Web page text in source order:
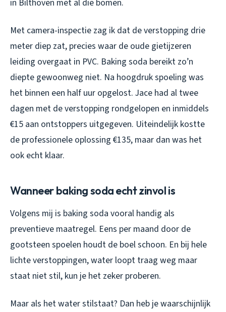
in Bilthoven met al die bomen.
Met camera-inspectie zag ik dat de verstopping drie
meter diep zat, precies waar de oude gietijzeren
leiding overgaat in PVC. Baking soda bereikt zo’n
diepte gewoonweg niet. Na hoogdruk spoeling was
het binnen een half uur opgelost. Jace had al twee
dagen met de verstopping rondgelopen en inmiddels
€15 aan ontstoppers uitgegeven. Uiteindelijk kostte
de professionele oplossing €135, maar dan was het
ook echt klaar.
Wanneer baking soda echt zinvol is
Volgens mij is baking soda vooral handig als
preventieve maatregel. Eens per maand door de
gootsteen spoelen houdt de boel schoon. En bij hele
lichte verstoppingen, water loopt traag weg maar
staat niet stil, kun je het zeker proberen.
Maar als het water stilstaat? Dan heb je waarschijnlijk